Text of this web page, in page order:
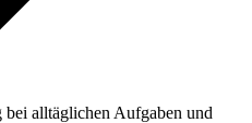
bei alltäglichen Aufgaben und